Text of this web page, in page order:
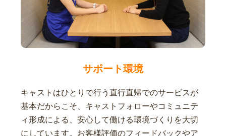
サポート環境
キャストはひとりで行う直行直帰でのサービスが
基本だからこそ、キャストフォローやコミュニテ
ィ形成による、安心して働ける環境づくりを大切
にしています。お客様評価のフィードバックやア